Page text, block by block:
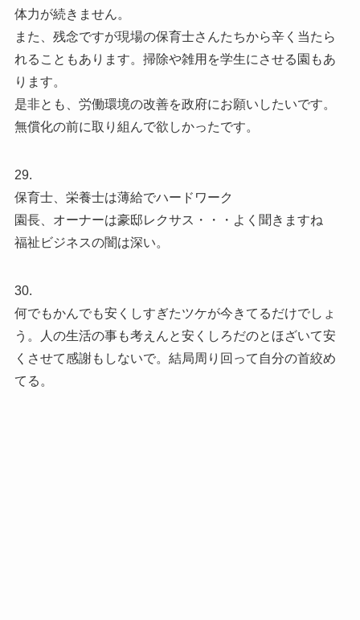
体力が続きません。
また、残念ですが現場の保育士さんたちから辛く当たら
れることもあります。掃除や雑用を学生にさせる園もあ
ります。
是非とも、労働環境の改善を政府にお願いしたいです。
無償化の前に取り組んで欲しかったです。
29.
保育士、栄養士は薄給でハードワーク
園長、オーナーは豪邸レクサス・・・よく聞きますね
福祉ビジネスの闇は深い。
30.
何でもかんでも安くしすぎたツケが今きてるだけでしょ
う。人の生活の事も考えんと安くしろだのとほざいて安
くさせて感謝もしないで。結局周り回って自分の首絞め
てる。